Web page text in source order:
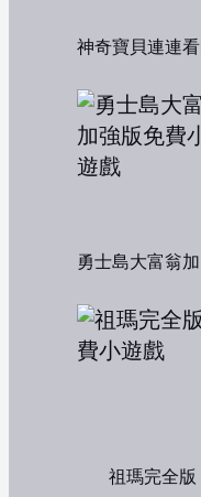
祖瑪完全版